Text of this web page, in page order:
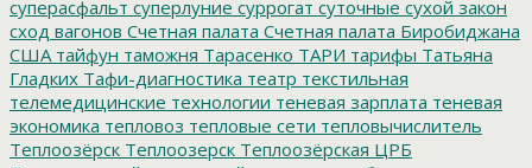
суперасфальт суперлуние суррогат суточные сухой закон
сход вагонов Счетная палата Счетная палата Биробиджана
США тайфун таможня Тарасенко ТАРИ тарифы Татьяна
Гладких Тафи-диагностика театр текстильная
телемедицинские технологии теневая зарплата теневая
экономика тепловоз тепловые сети тепловычислитель
Теплоозёрск Теплоозерск Теплоозёрская ЦРБ